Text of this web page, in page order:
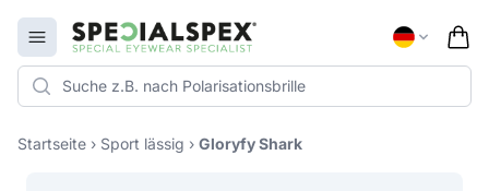
Open menu
Specialspex Logo
Startseite › Sport lässig › Gloryfy Shark